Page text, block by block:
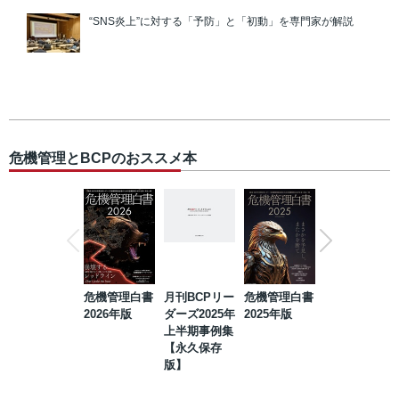
“SNS炎上”に対する「予防」と「初動」を専門家が解説
危機管理とBCPのおススメ本
危機管理白書
2026年版
月刊BCPリー
ダーズ2025年
上半期事例集
【永久保存
版】
危機管理白書
2025年版